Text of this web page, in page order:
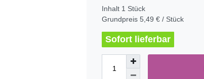
Inhalt 1 Stück
Grundpreis 5,49 € / Stück
Sofort lieferbar